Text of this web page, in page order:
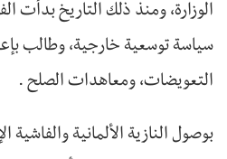
الوزارة، ومنذ ذلك التاريخ بدأت
سياسة توسعية خارجية، وطالب
التعويضات، ومعاهدات الصلح .
بوصول النازية الألمانية والفاشية